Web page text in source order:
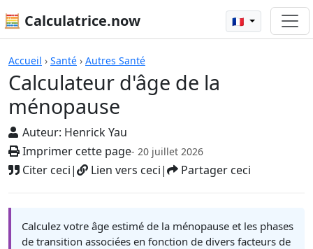
🧮 Calculatrice.now 🇫🇷
Accueil › Santé › Autres Santé
Calculateur d'âge de la
ménopause
Auteur: Henrick Yau
Imprimer cette page- 20 juillet 2026
Citer ceci| Lien vers ceci| Partager ceci
Calculatrices
Calculez votre âge estimé de la ménopause et les phases
de transition associées en fonction de divers facteurs de